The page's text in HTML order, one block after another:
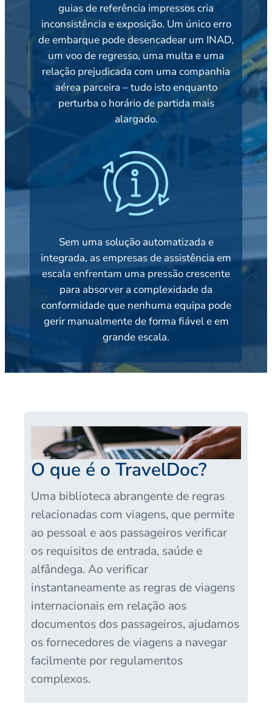
guias de referência impressos cria
inconsistência e exposição. Um único erro
de embarque pode desencadear um INAD,
um voo de regresso, uma multa e uma
relação prejudicada com uma companhia
aérea parceira – tudo isto enquanto
perturba o horário de partida mais
alargado.
Sem uma solução automatizada e
integrada, as empresas de assistência em
escala enfrentam uma pressão crescente
para absorver a complexidade da
conformidade que nenhuma equipa pode
gerir manualmente de forma fiável e em
grande escala.
O que é o TravelDoc?
Uma biblioteca abrangente de regras
relacionadas com viagens, que permite
ao pessoal e aos passageiros verificar
os requisitos de entrada, saúde e
alfândega. Ao verificar
instantaneamente as regras de viagens
internacionais em relação aos
documentos dos passageiros, ajudamos
os fornecedores de viagens a navegar
facilmente por regulamentos
complexos.